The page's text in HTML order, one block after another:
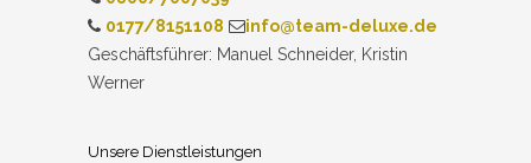
0177/8151108
info@team-deluxe.de
Geschäftsführer: Manuel Schneider, Kristin
Werner
Unsere Dienstleistungen